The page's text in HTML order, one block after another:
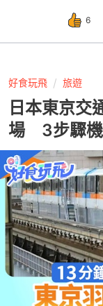
6
好食玩飛 旅遊
日本東京交
場 3步驟